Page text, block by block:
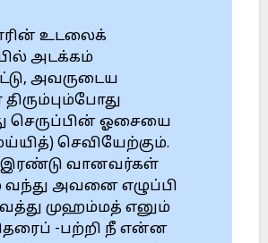
உடலைக்
அடக்கம்
அவருடைய
செருப்பின் ஓசையை
செவியேற்கும்.
இரண்டு வானவர்கள்
அவனை எழுப்பி
முஹம்மத் எனும்
-பற்றி நீ என்ன